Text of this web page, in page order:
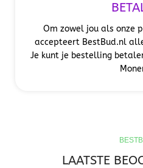
Om zowel jou als onze
accepteert BestBud.nl
Je kunt je bestelling
LAATSTE